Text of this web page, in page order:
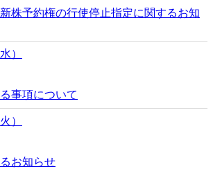
株予約権の行使停止指定に関するお知
）
事項について
）
お知らせ